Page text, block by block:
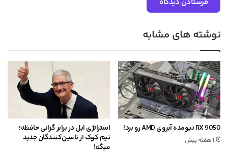
نوشته های مشابه
RX 9050 نیومده آبروی AMD رو برد!
1 هفته پیش
استراتژی اپل در برابر گرانی حافظه؛
تیم کوک از تامین‌کنندگان جدید
میگه!